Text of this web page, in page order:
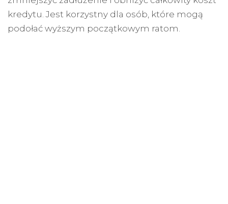
kredytu. Jest korzystny dla osób, które mogą
podołać wyższym początkowym ratom.